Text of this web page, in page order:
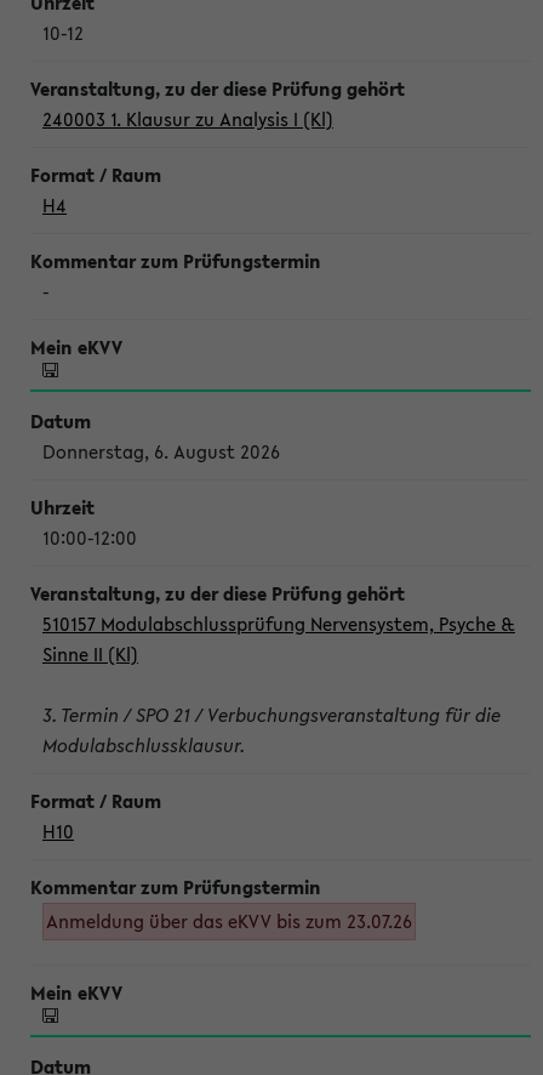
10-12
240003 1. Klausur zu Analysis I (Kl)
H4
-
Donnerstag, 6. August 2026
10:00-12:00
510157 Modulabschlussprüfung Nervensystem, Psyche &
Sinne II (Kl)
3. Termin / SPO 21 / Verbuchungsveranstaltung für die
Modulabschlussklausur.
H10
Anmeldung über das eKVV bis zum 23.07.26